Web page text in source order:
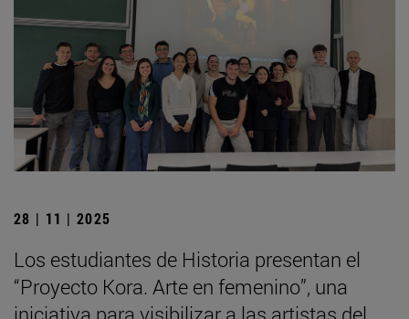
28 | 11 | 2025
Los estudiantes de Historia presentan el
“Proyecto Kora. Arte en femenino”, una